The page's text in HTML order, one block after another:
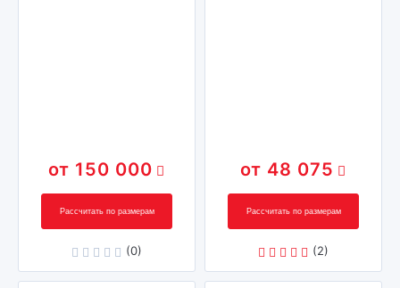
150 000
Рассчитать по размерам
(0)
48 075
Рассчитать по размерам
(2)